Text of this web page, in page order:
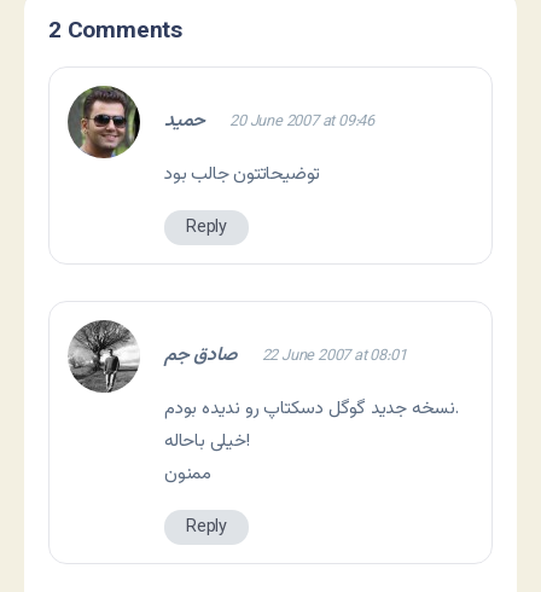
2 Comments
حمید 20 June 2007 at 09:46
توضیحاتتون جالب بود
Reply
صادق جم 22 June 2007 at 08:01
نسخه جدید گوگل دسکتاپ رو ندیده بودم.
خیلی باحاله!
ممنون
Reply